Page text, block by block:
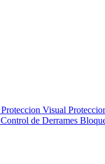
Proteccion Visual
Control de Derrames